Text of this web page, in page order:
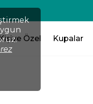
Özel Kupalar